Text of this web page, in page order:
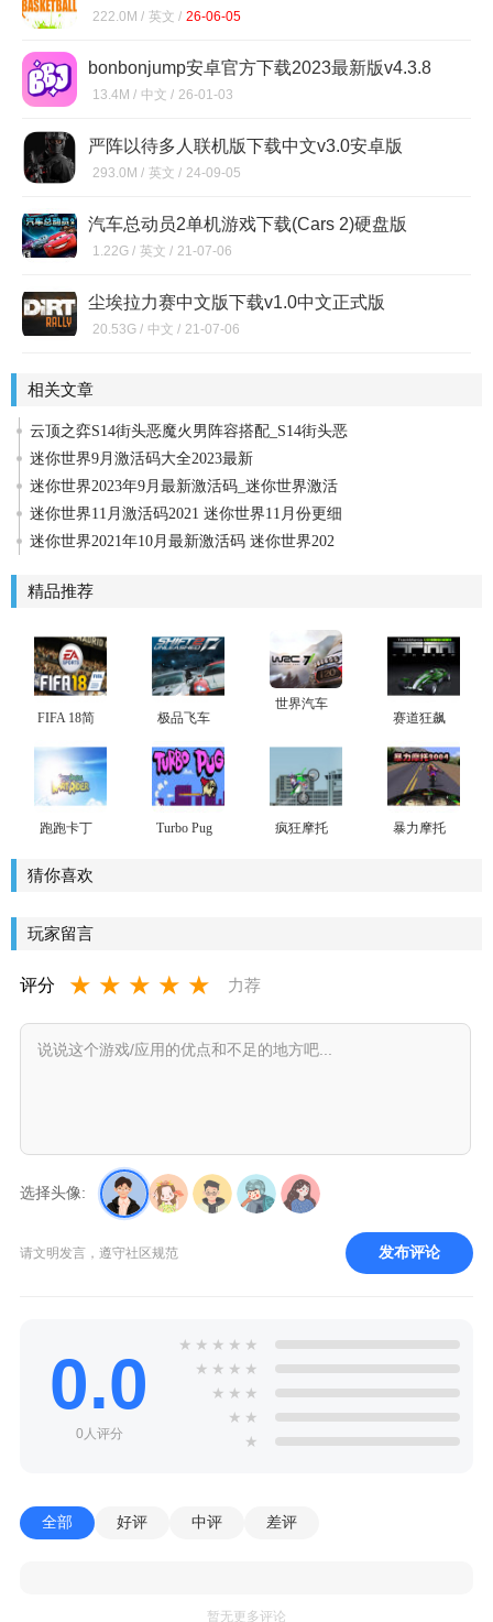
222.0M / 英文 / 26-06-05
bonbonjump安卓官方下载2023最新版v4.3.8
13.4M / 中文 / 26-01-03
严阵以待多人联机版下载中文v3.0安卓版
293.0M / 英文 / 24-09-05
汽车总动员2单机游戏下载(Cars 2)硬盘版
1.22G / 英文 / 21-07-06
尘埃拉力赛中文版下载v1.0中文正式版
20.53G / 中文 / 21-07-06
相关文章
云顶之弈S14街头恶魔火男阵容搭配_S14街头恶
迷你世界9月激活码大全2023最新
迷你世界2023年9月最新激活码_迷你世界激活
迷你世界11月激活码2021 迷你世界11月份更细
迷你世界2021年10月最新激活码 迷你世界202
精品推荐
FIFA 18简
盘版下载
极品飞车
世界汽车
赛7中文版
下载
赛道狂飙
跑跑卡丁
Turbo Pug
疯狂摩托
暴力摩托
猜你喜欢
玩家留言
评分 ★ ★ ★ ★ ★ 力荐
选择头像:
请文明发言，遵守社区规范 发布评论
0.0
0人评分
★ ★ ★ ★ ★
★ ★ ★ ★
★ ★ ★
★ ★
★
全部 好评 中评 差评
暂无更多评论